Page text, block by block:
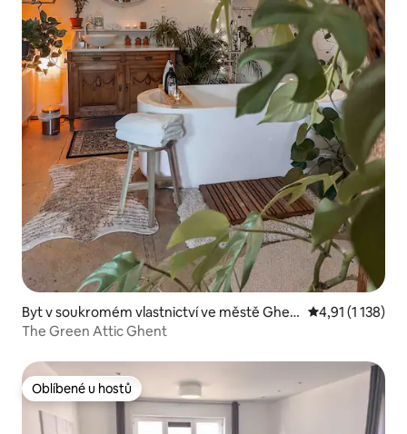
Byt v soukromém vlastnictví ve městě Ghen
t
Průměrné
4,91 (1 138)
The Green Attic Ghent
Oblíbené u hostů
Oblíbené u hostů